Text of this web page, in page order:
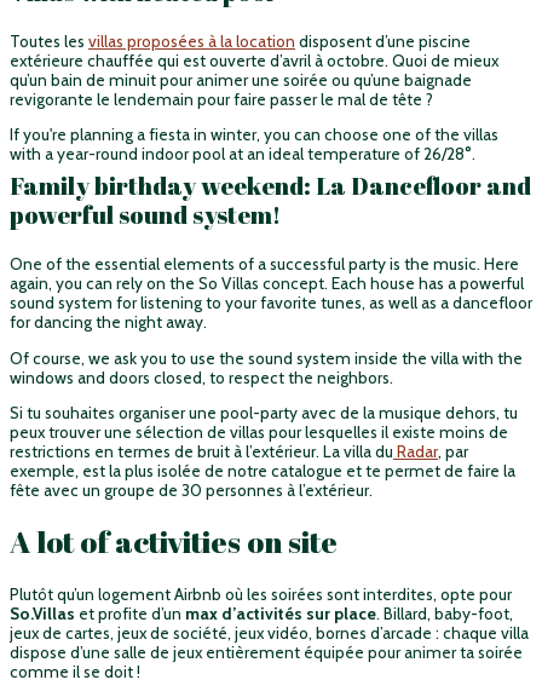
Toutes les villas proposées à la location disposent d’une piscine
extérieure chauffée qui est ouverte d’avril à octobre. Quoi de mieux
qu’un bain de minuit pour animer une soirée ou qu’une baignade
revigorante le lendemain pour faire passer le mal de tête ?
If you're planning a fiesta in winter, you can choose one of the villas
with a year-round indoor pool at an ideal temperature of 26/28°.
Family birthday weekend: La Dancefloor and
powerful sound system!
One of the essential elements of a successful party is the music. Here
again, you can rely on the So Villas concept. Each house has a powerful
sound system for listening to your favorite tunes, as well as a dancefloor
for dancing the night away.
Of course, we ask you to use the sound system inside the villa with the
windows and doors closed, to respect the neighbors.
Si tu souhaites organiser une pool-party avec de la musique dehors, tu
peux trouver une sélection de villas pour lesquelles il existe moins de
restrictions en termes de bruit à l’extérieur. La villa du Radar, par
exemple, est la plus isolée de notre catalogue et te permet de faire la
fête avec un groupe de 30 personnes à l’extérieur.
A lot of activities on site
Plutôt qu’un logement Airbnb où les soirées sont interdites, opte pour
So.Villas et profite d’un max d’activités sur place. Billard, baby-foot,
jeux de cartes, jeux de société, jeux vidéo, bornes d’arcade : chaque villa
dispose d’une salle de jeux entièrement équipée pour animer ta soirée
comme il se doit !